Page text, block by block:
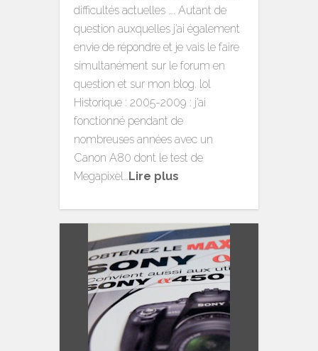
difficultés actuelles …. Autant de
question auxquelles j’ai également
envie de répondre et je vais le faire
simultanément sur le forum en
question et sur mon blog. lol
Historique : 2005-2009 : j’ai
fonctionné pendant de
nombreuses années avec un
Canon A80 dont le test de
Megapixel… Lire plus